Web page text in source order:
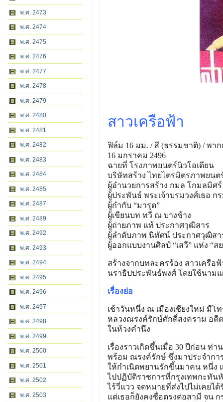
พ.ศ. 2473
พ.ศ. 2474
พ.ศ. 2475
พ.ศ. 2476
พ.ศ. 2477
พ.ศ. 2478
พ.ศ. 2479
พ.ศ. 2480
พ.ศ. 2481
พ.ศ. 2482
พ.ศ. 2483
พ.ศ. 2484
พ.ศ. 2485
พ.ศ. 2487
พ.ศ. 2489
พ.ศ. 2492
พ.ศ. 2493
พ.ศ. 2494
พ.ศ. 2495
พ.ศ. 2496
พ.ศ. 2497
พ.ศ. 2498
พ.ศ. 2499
พ.ศ. 2500
พ.ศ. 2501
พ.ศ. 2502
พ.ศ. 2503
สาวเครือฟ้า
ฟิล์ม 16 มม. / สี (ธรรมชาติ) / พา
16 มกราคม 2496
ฉายที่ โรงภาพยนตร์นิวโอเดียน
บริษัทสร้าง ไทยไตรมิตรภาพยนต
ผู้อํานวยการสร้าง กมล โกมลมิศร์
ผู้ประพันธ์ พระเจ้าบรมวงศ์เธอ
ผู้กํากับ “มารุต”
ผู้เขียนบท ทวี ณ บางช้าง
ผู้ถ่ายภาพ แท้ ประกาศวุฒิสาร
ผู้ลําดับภาพ นิทัศน์ ประกาศวุฒิสา
ผู้ออกแบบงานศิลป์ “เสวี” แห่ง “ส
สร้างจากบทละครร้อง สาวเครือ
นราธิปประพันธ์พงศ์ โดยใช้นามแ
เรื่องย่อ
เช้าวันหนึ่ง ณ เมืองเชียงใหม่ มีโ
หลวงณรงค์รักษ์ศักดิ์สงคราม อดี
ในห้วงคํานึง
เรื่องราวเกิดขึ้นเมื่อ 30 ปีก่อน ท่
พร้อม ณรงค์รักษ์ ซึ่งมาประจํากา
ให้กําเนิดพยานรักขึ้นมาคน หนึ่ง
ไปปฏิบัติราชการที่กรุงเทพกะทัน
ไร้วี่แวว จดหมายที่ส่งไปไม่เคยไ
แต่เธอก็ยังคงซื่อตรงต่อสามี จน